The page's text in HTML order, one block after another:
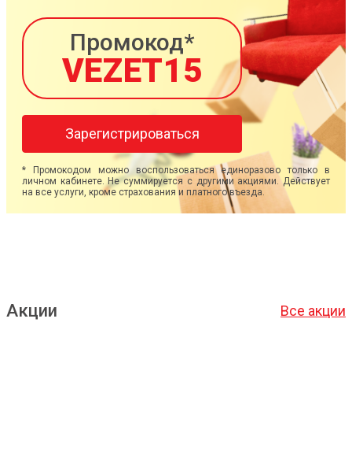
Промокод*
VEZET15
Зарегистрироваться
* Промокодом можно воспользоваться единоразово только в
личном кабинете. Не суммируется с другими акциями. Действует
на все услуги, кроме страхования и платного въезда.
Акции Все акции